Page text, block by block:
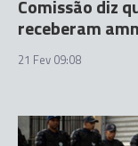
Comissão diz
receberam
21 Fev 09:08